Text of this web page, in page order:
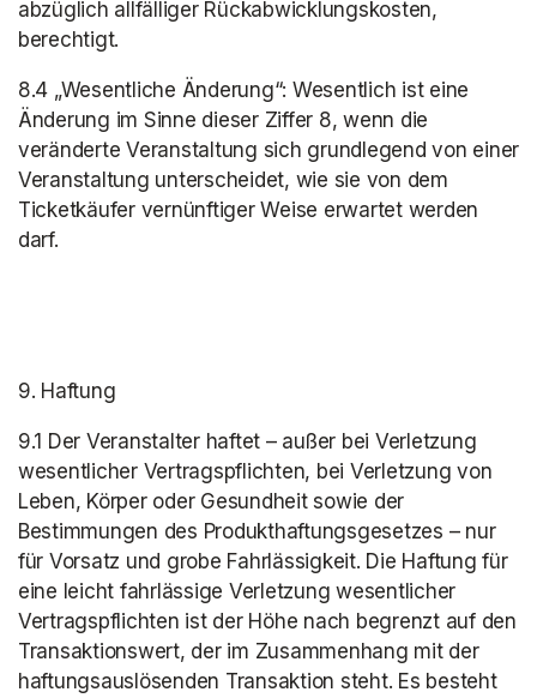
abzüglich allfälliger Rückabwicklungskosten,
berechtigt.
8.4 „Wesentliche Änderung“: Wesentlich ist eine
Änderung im Sinne dieser Ziffer 8, wenn die
veränderte Veranstaltung sich grundlegend von einer
Veranstaltung unterscheidet, wie sie von dem
Ticketkäufer vernünftiger Weise erwartet werden
darf.
9. Haftung
9.1 Der Veranstalter haftet – außer bei Verletzung
wesentlicher Vertragspflichten, bei Verletzung von
Leben, Körper oder Gesundheit sowie der
Bestimmungen des Produkthaftungsgesetzes – nur
für Vorsatz und grobe Fahrlässigkeit. Die Haftung für
eine leicht fahrlässige Verletzung wesentlicher
Vertragspflichten ist der Höhe nach begrenzt auf den
Transaktionswert, der im Zusammenhang mit der
haftungsauslösenden Transaktion steht. Es besteht